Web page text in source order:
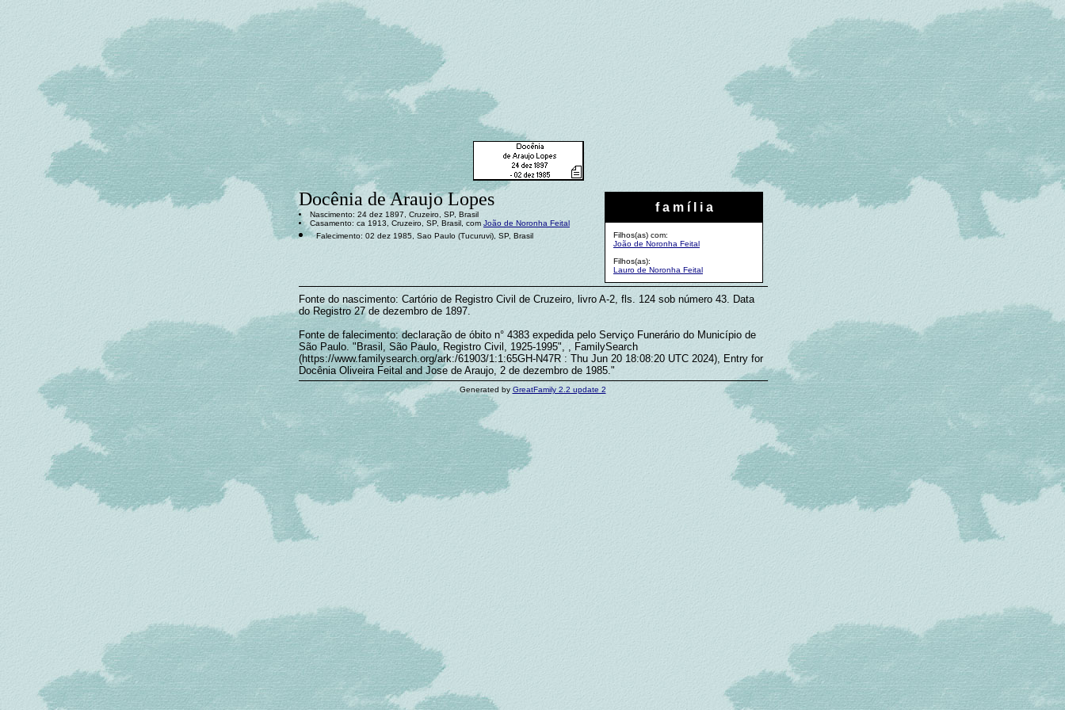
f a m í l i a
Filhos(as) com:
João de Noronha Feital
Filhos(as):
Lauro de Noronha Feital
Docênia de Araujo Lopes
Nascimento: 24 dez 1897, Cruzeiro, SP, Brasil
Casamento: ca 1913, Cruzeiro, SP, Brasil, com João de Noronha Feital
Falecimento: 02 dez 1985, Sao Paulo (Tucuruvi), SP, Brasil
Fonte do nascimento: Cartório de Registro Civil de Cruzeiro, livro A-2, fls. 124 sob número 43. Data
do Registro 27 de dezembro de 1897.
Fonte de falecimento: declaração de óbito n° 4383 expedida pelo Serviço Funerário do Município de
São Paulo. "Brasil, São Paulo, Registro Civil, 1925-1995", , FamilySearch
(https://www.familysearch.org/ark:/61903/1:1:65GH-N47R : Thu Jun 20 18:08:20 UTC 2024), Entry for
Docênia Oliveira Feital and Jose de Araujo, 2 de dezembro de 1985."
Generated by GreatFamily 2.2 update 2